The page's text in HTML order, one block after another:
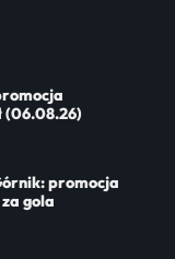
(06.08.26)
promocja
gola